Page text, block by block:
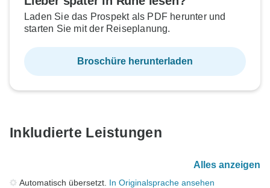
Laden Sie das Prospekt als PDF herunter und
starten Sie mit der Reiseplanung.
Broschüre herunterladen
Inkludierte Leistungen
Alles anzeigen
Automatisch übersetzt. In Originalsprache ansehen